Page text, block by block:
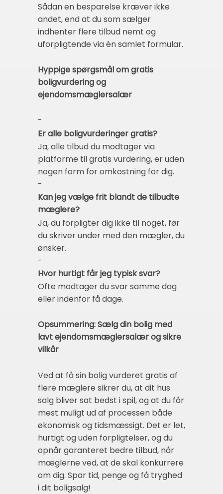
Sådan en besparelse kræver ikke
andet, end at du som sælger
indhenter flere tilbud nemt og
uforpligtende via én samlet formular.
Hyppige spørgsmål om gratis
boligvurdering og
ejendomsmæglersalær
-
Er alle boligvurderinger gratis?
Ja, alle tilbud du modtager via
platforme til gratis vurdering, er uden
nogen form for omkostning for dig.
-
Kan jeg vælge frit blandt de tilbudte
mæglere?
Ja, du forpligter dig ikke til noget, før
du skriver under med den mægler, du
ønsker.
-
Hvor hurtigt får jeg typisk svar?
Ofte modtager du svar samme dag
eller indenfor få dage.
Opsummering: Sælg din bolig med
lavt ejendomsmæglersalær og sikre
vilkår
Ved at få sin bolig vurderet gratis af
flere mæglere sikrer du, at dit hus
salg bliver sat bedst i spil, og at du får
mest muligt ud af processen både
økonomisk og tidsmæssigt. Det er let,
hurtigt og uden forpligtelser, og du
opnår garanteret bedre tilbud, når
mæglerne ved, at de skal konkurrere
om dig. Spar tid, penge og få tryghed
i dit boligsalg!